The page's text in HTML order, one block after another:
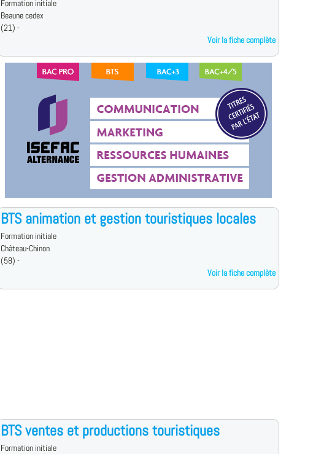
Formation initiale
Beaune cedex
(21) -
Voir la fiche complète
BTS animation et gestion touristiques locales
Formation initiale
Château-Chinon
(58) -
Voir la fiche complète
BTS ventes et productions touristiques
Formation initiale